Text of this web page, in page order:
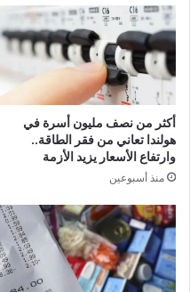
أكثر من نصف مليون أسرة في
هولندا تعاني من فقر الطاقة..
وارتفاع الأسعار يزيد الأزمة
منذ أسبوعين